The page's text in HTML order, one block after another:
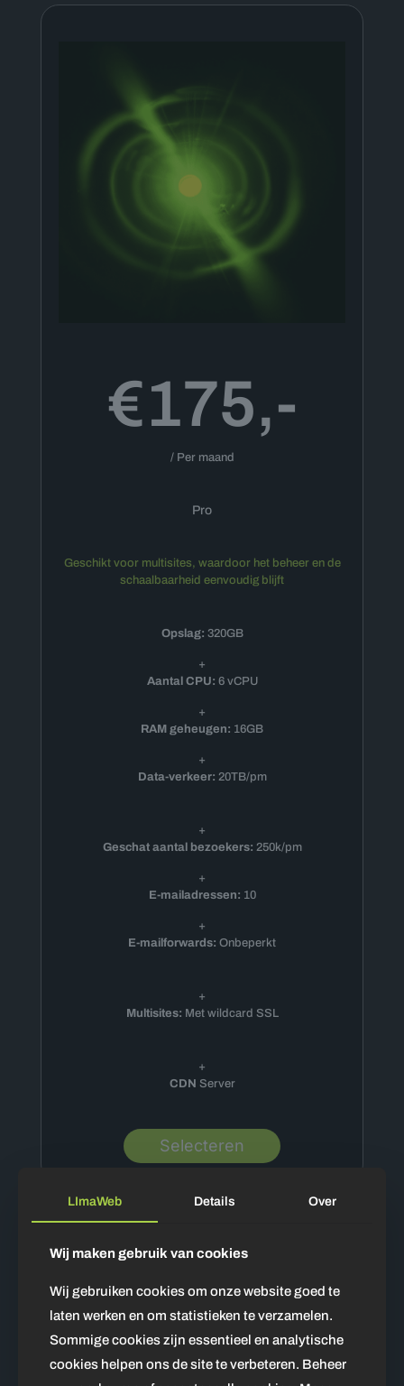
€175,-
/ Per maand
Pro
Geschikt voor multisites, waardoor het beheer en de
schaalbaarheid eenvoudig blijft
Opslag: 320GB
+
Aantal CPU: 6 vCPU
+
RAM geheugen: 16GB
+
Data-verkeer: 20TB/pm
+
Geschat aantal bezoekers: 250k/pm
+
E-mailadressen: 10
+
E-mailforwards: Onbeperkt
+
Multisites: Met wildcard SSL
+
CDN Server
Selecteren
LImaWeb Details Over
Wij maken gebruik van cookies
Wij gebruiken cookies om onze website goed te
laten werken en om statistieken te verzamelen.
Sommige cookies zijn essentieel en analytische
cookies helpen ons de site te verbeteren. Beheer